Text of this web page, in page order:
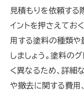
見積もりを依頼する
イントを押さえてお
用する塗料の種類
しましょう。塗料の
く異なるため、詳細
や撤去に関する費用